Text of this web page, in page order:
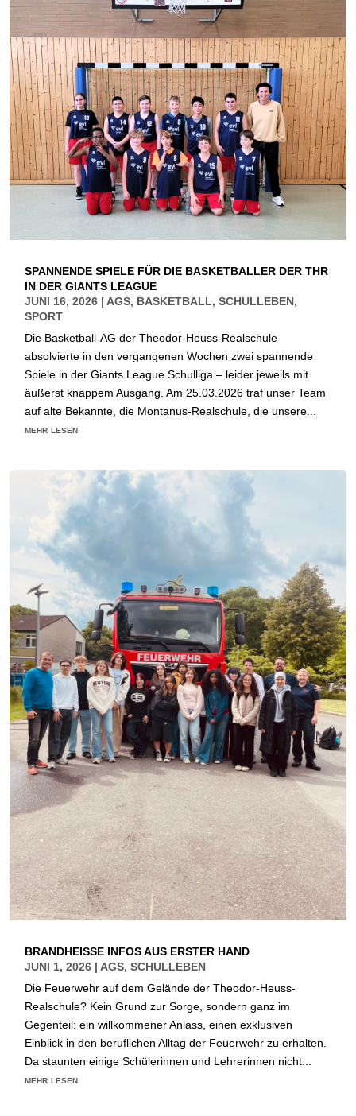
SPANNENDE SPIELE FÜR DIE BASKETBALLER DER THR
IN DER GIANTS LEAGUE
JUNI 16, 2026 | AGS, BASKETBALL, SCHULLEBEN,
SPORT
Die Basketball-AG der Theodor-Heuss-Realschule
absolvierte in den vergangenen Wochen zwei spannende
Spiele in der Giants League Schulliga – leider jeweils mit
äußerst knappem Ausgang. Am 25.03.2026 traf unser Team
auf alte Bekannte, die Montanus-Realschule, die unsere...
mehr lesen
BRANDHEISSE INFOS AUS ERSTER HAND
JUNI 1, 2026 | AGS, SCHULLEBEN
Die Feuerwehr auf dem Gelände der Theodor-Heuss-
Realschule? Kein Grund zur Sorge, sondern ganz im
Gegenteil: ein willkommener Anlass, einen exklusiven
Einblick in den beruflichen Alltag der Feuerwehr zu erhalten.
Da staunten einige Schülerinnen und Lehrerinnen nicht...
mehr lesen